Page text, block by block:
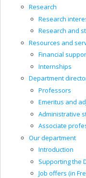
Research
Research
Research and
Resources and
Financial
Internships
Department
Professors
Emeritus and
Administrative
Associate
Our department
Introduction
Supporting the
Job offers (in